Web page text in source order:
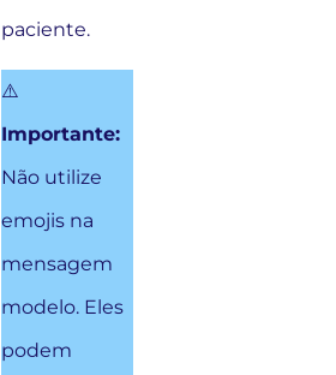
paciente.
⚠️
Importante:
Não utilize
emojis na
mensagem
modelo. Eles
podem